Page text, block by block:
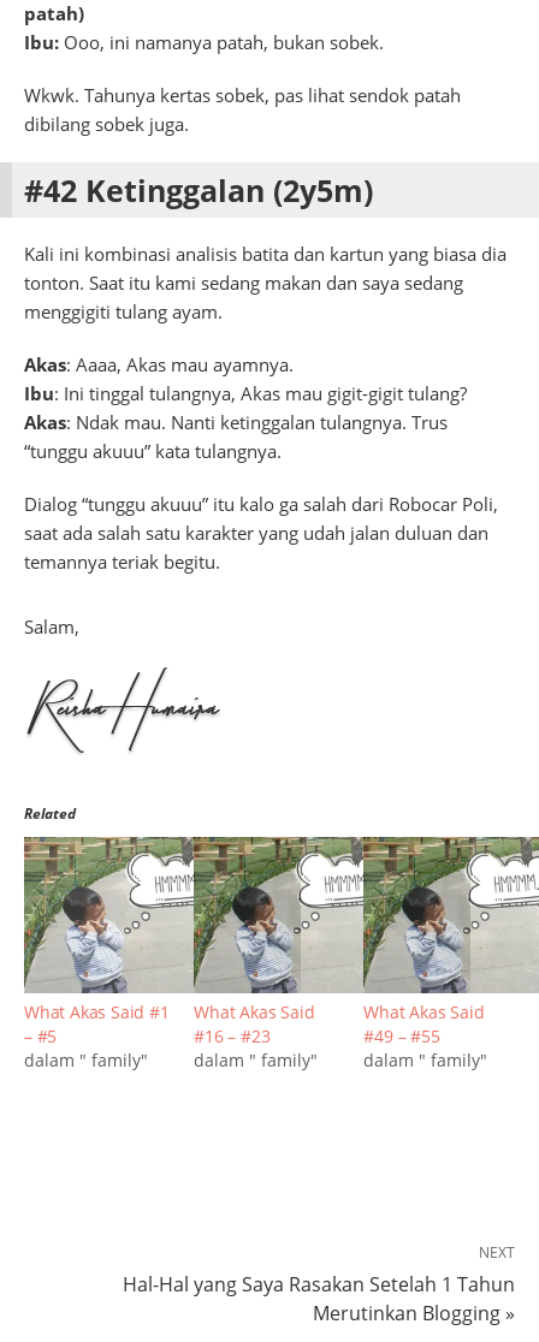
patah)
Ibu: Ooo, ini namanya patah, bukan sobek.
Wkwk. Tahunya kertas sobek, pas lihat sendok patah
dibilang sobek juga.
#42 Ketinggalan (2y5m)
Kali ini kombinasi analisis batita dan kartun yang biasa dia
tonton. Saat itu kami sedang makan dan saya sedang
menggigiti tulang ayam.
Akas: Aaaa, Akas mau ayamnya.
Ibu: Ini tinggal tulangnya, Akas mau gigit-gigit tulang?
Akas: Ndak mau. Nanti ketinggalan tulangnya. Trus
“tunggu akuuu” kata tulangnya.
Dialog “tunggu akuuu” itu kalo ga salah dari Robocar Poli,
saat ada salah satu karakter yang udah jalan duluan dan
temannya teriak begitu.
Salam,
Related
What Akas Said #1
– #5
dalam " family"
What Akas Said
#16 – #23
dalam " family"
What Akas Said
#49 – #55
dalam " family"
NEXT
Hal-Hal yang Saya Rasakan Setelah 1 Tahun
Merutinkan Blogging »